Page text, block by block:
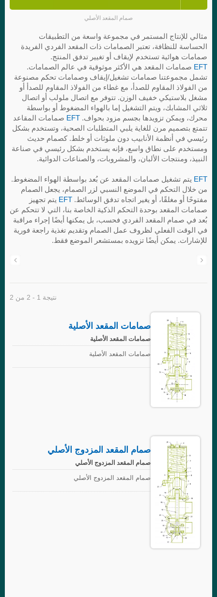
صمام المقعد الأصلي
مثالي للإنتاج المستمر في مجموعة واسعة من التطبيقات
الحساسة للنظافة، تعتبر الصمامات ذات المقعد الفردي الفريدة
صمامات هوائية تستخدم لإيقاف أو تغيير تدفق المنتج.
EFTصمامات المقعد هي الأكثر موثوقية في عالم الصمامات.
تشمل مجموعتنا صمامات تشغيل/إيقاف وصمامات تحكم مصنوعة
من الفولاذ المقاوم للصدأ، مع غطاء من الفولاذ المقاوم للصدأ أو
مشغل بلاستيكي خفيف الوزن. تتوفر مع اتصال ملولب أو اتصال
ثلاثي المشابك، ويتم التشغيل إما بالهواء المضغوط أو بواسطة
محرك، ويمكن تزويدها بجسم مزود بحواف. EFTصمامات المقاعد
تتمتع بتصميم مرن للغاية يلبي المتطلبات الصحية، وتستخدم بشكل
رئيسي في أنظمة الأنابيب دون ملوثات أو خلط. كصمام حديث
ومستخدم على نطاق واسع، فإنه يستخدم بشكل رئيسي في صناعة
النبيذ، ومنتجات الألبان، والمشروبات، والصناعات الدوائية.
EFTيتم تشغيل صمامات المقعد عن بُعد بواسطة الهواء المضغوط.
من خلال التحكم في الموضع النسبي لزر الصمام، يجعل الصمام
مفتوحًا أو مغلقًا، أو يغير اتجاه تدفق الوسائط. EFTيتم تجهيز
صمامات المقعد بوحدة التحكم الذكية الخاصة بنا، التي لا تتحكم عن
بُعد في صمام المقعد الفردي فحسب، بل يمكنها أيضًا إجراء مراقبة
في الوقت الفعلي لظروف عمل الصمام وتقديم تغذية راجعة فورية
للإشارات. يمكن أيضًا تزويده بمستشعر الموضع فقط.
نتيجة 1 - 2 من 2
صمامات المقعد الأصلية
صمامات المقعد الأصلية
صمامات المقعد الأصلية
صمام المقعد المزدوج الأصلي
صمام المقعد المزدوج الأصلي
صمام المقعد المزدوج الأصلي